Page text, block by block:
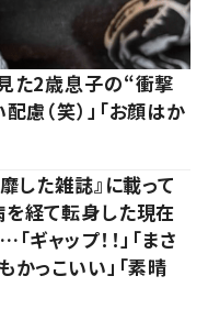
た2歳息子の“衝撃
（笑）」「お顔はか
した雑誌』に載って
を経て転身した現在
ャップ！！」「まさ
かっこいい」「素晴